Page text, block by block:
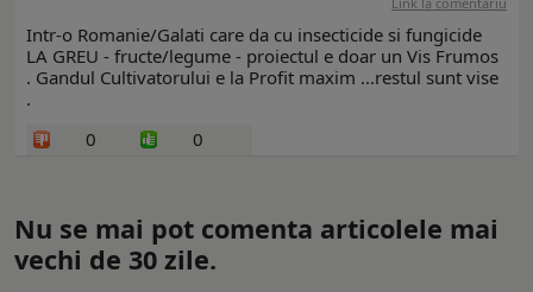
Intr-o Romanie/Galati care da cu insecticide si fungicide
LA GREU - fructe/legume - proiectul e doar un Vis Frumos
. Gandul Cultivatorului e la Profit maxim ...restul sunt vise
.
0
0
Nu se mai pot comenta articolele mai
vechi de 30 zile.